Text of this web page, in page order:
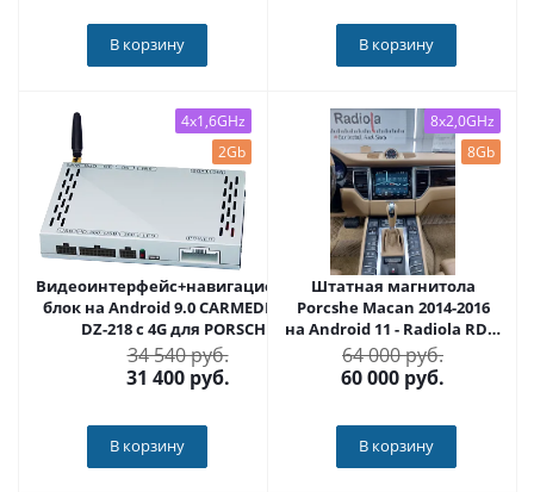
В корзину В корзину
4x1,6GHz
2Gb
Видеоинтерфейс+навигационный
блок на Android 9.0 CARMEDIA ASR
DZ-218 с 4G для PORSCHE
34 540 руб.
31 400руб.
В корзину
8x2,0GHz
8Gb
Штатная магнитола
Porcshe Macan 2014-2016
на Android 11 - Radiola RDL-
Macan
64 000 руб.
60 000 руб.
В корзину